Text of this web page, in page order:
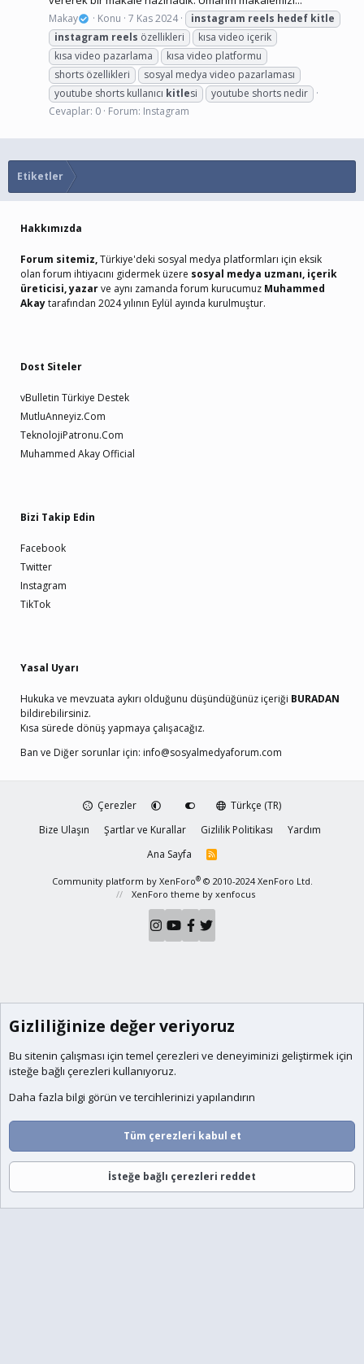
Makay Konu 7 Kas 2024 instagram reels hedef kitle
instagram reels özellikleri
kısa video içerik
kısa video pazarlama
kısa video platformu
shorts özellikleri
sosyal medya video pazarlaması
youtube shorts kullanıcı kitlesi
youtube shorts nedir
Cevaplar: 0 Forum: Instagram
Etiketler
Hakkımızda
Forum sitemiz,Türkiye'deki sosyal medya platformları için eksik
olan forum ihtiyacını gidermek üzere sosyal medya uzmanı, içerik
üreticisi, yazarve aynı zamanda forum kurucumuz Muhammed
Akaytarafından 2024 yılının Eylül ayında kurulmuştur.
Dost Siteler
vBulletin Türkiye Destek
MutluAnneyiz.Com
TeknolojiPatronu.Com
Muhammed Akay Official
Bizi Takip Edin
Facebook
Twitter
Instagram
TikTok
Yasal Uyarı
Hukuka ve mevzuata aykırı olduğunu düşündüğünüz içeriği BURADAN
bildirebilirsiniz.
Kısa sürede dönüş yapmaya çalışacağız.
Ban ve Diğer sorunlar için: info@sosyalmedyaforum.com
Çerezler
Türkçe (TR)
Bize Ulaşın
Şartlar ve Kurallar Gizlilik Politikası
Yardım
Ana Sayfa
R
S
Community platform by XenForo® © 2010-2024 XenForo Ltd.
XenForo theme by xenfocus
Gizliliğinize değer veriyoruz
Bu sitenin çalışması için temel çerezleri ve deneyiminizi geliştirmek için
isteğe bağlı çerezleri kullanıyoruz.
Daha fazla bilgi görün ve tercihlerinizi yapılandırın
Tüm çerezleri kabul et
İsteğe bağlı çerezleri reddet